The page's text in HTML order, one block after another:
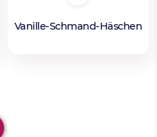
Vanille-Schmand-Häschen